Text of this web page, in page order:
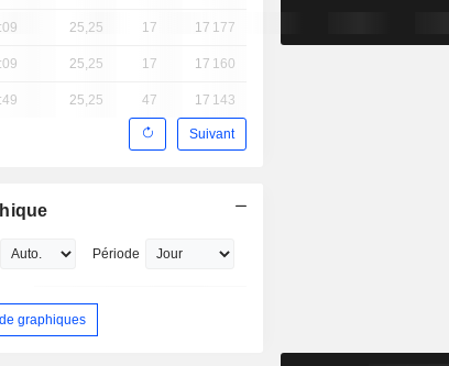
25,25 17 17 177
25,25 17 17 160
25,25 47 17 143
Suivant
Période
graphiques